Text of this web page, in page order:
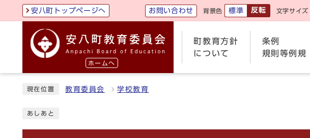
安八町トップページへ お問い合わせ 背景色 標準 反転 文字サイズ
ホームへ
町教育方針
について
条例
規則等例規
現在位置 教育委員会 学校教育
あしあと